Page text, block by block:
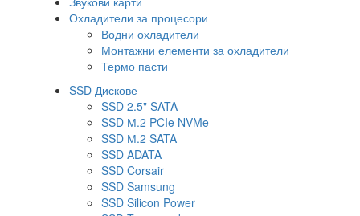
Охладители за процесори
Водни охладители
Монтажни елементи за охладители
Термо пасти
SSD Дискове
SSD 2.5" SATA
SSD М.2 PCIe NVMe
SSD М.2 SATA
SSD ADATA
SSD Corsair
SSD Samsung
SSD Silicon Power